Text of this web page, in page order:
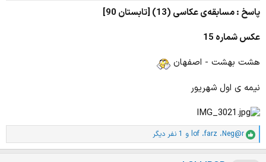
پاسخ : مسابقه‌ی عکاسی (13) [تابستان 90]
عکس شماره 15
هشت بهشت - اصفهان
نیمه ی اول شهریور
ا
م
Neg@r، farz، lof و 1 نفر دیگر